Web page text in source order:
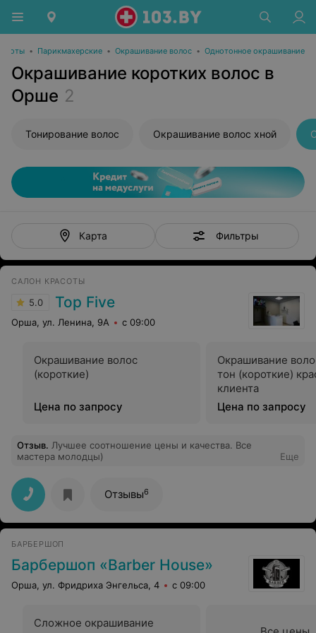
• Парикмахерские • Окрашивание волос • Однотонное окрашивание
Окрашивание коротких волос в
Орше 2
Тонирование волос Окрашивание волос хной
Карта Фильтры
САЛОН КРАСОТЫ
5.0 Top Five
Орша, ул. Ленина, 9А с 09:00
Окрашивание волос
(короткие)
Цена по запросу
Окрашивание
тон (короткие)
клиента
Цена по запросу
Отзыв. Лучшее соотношение цены и качества. Все
мастера молодцы)
Еще
Отзывы6
БАРБЕРШОП
Барбершоп «Barber House»
Орша, ул. Фридриха Энгельса, 4 с 09:00
Сложное окрашивание